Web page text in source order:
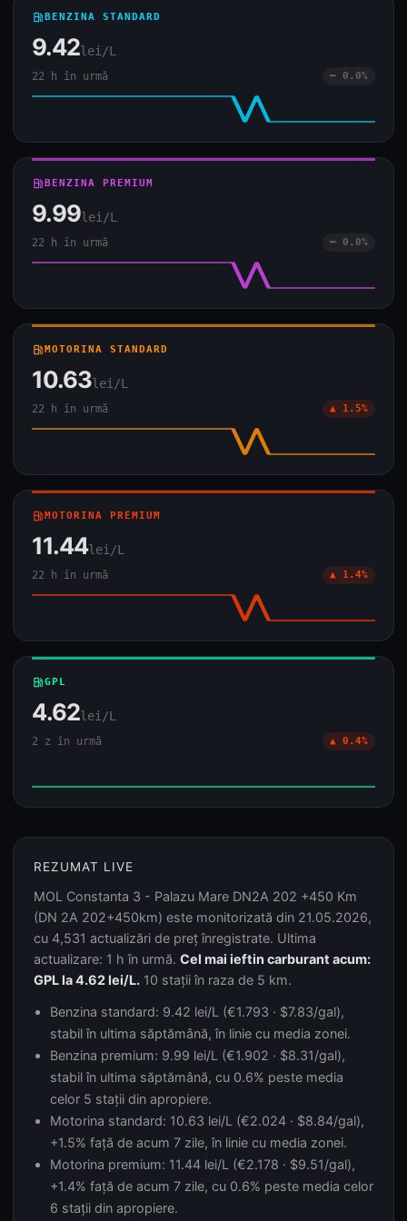
local_gas_stationBENZINA STANDARD
9.42lei/L
22 h în urmă ━ 0.0%
local_gas_stationBENZINA PREMIUM
9.99lei/L
22 h în urmă ━ 0.0%
local_gas_stationMOTORINA STANDARD
10.63lei/L
22 h în urmă ▲ 1.5%
local_gas_stationMOTORINA PREMIUM
11.44lei/L
22 h în urmă ▲ 1.4%
local_gas_stationGPL
4.62lei/L
2 z în urmă ▲ 0.4%
REZUMAT LIVE
MOL Constanta 3 - Palazu Mare DN2A 202 +450 Km
(DN 2A 202+450km) este monitorizată din 21.05.2026,
cu 4,531 actualizări de preț înregistrate. Ultima
actualizare: 1 h în urmă. Cel mai ieftin carburant acum:
GPL la 4.62 lei/L. 10 stații în raza de 5 km.
Benzina standard: 9.42 lei/L (€1.793 · $7.83/gal),
stabil în ultima săptămână, în linie cu media zonei.
Benzina premium: 9.99 lei/L (€1.902 · $8.31/gal),
stabil în ultima săptămână, cu 0.6% peste media
celor 5 stații din apropiere.
Motorina standard: 10.63 lei/L (€2.024 · $8.84/gal),
+1.5% față de acum 7 zile, în linie cu media zonei.
Motorina premium: 11.44 lei/L (€2.178 · $9.51/gal),
+1.4% față de acum 7 zile, cu 0.6% peste media celor
6 stații din apropiere.